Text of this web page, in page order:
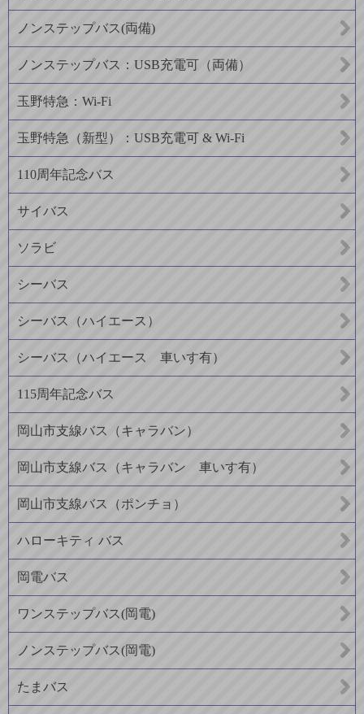
ノンステップバス(両備)
ノンステップバス：USB充電可（両備）
玉野特急：Wi-Fi
玉野特急（新型）：USB充電可 & Wi-Fi
110周年記念バス
サイバス
ソラビ
シーバス
シーバス（ハイエース）
シーバス（ハイエース 車いす有）
115周年記念バス
岡山市支線バス（キャラバン）
岡山市支線バス（キャラバン 車いす有）
岡山市支線バス（ポンチョ）
ハローキティ バス
岡電バス
ワンステップバス(岡電)
ノンステップバス(岡電)
たまバス